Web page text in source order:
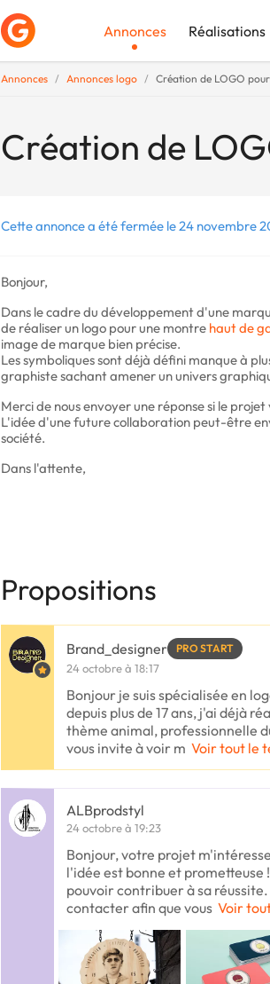
Annonces Réalisations
Annonces Annonces logo Création de LOGO
Création de
Cette annonce a été fermée le 24 novembre
Bonjour,
Dans le cadre du développement d'une
de réaliser un logo pour une montre haut de
image de marque bien précise.
Les symboliques sont déjà défini manque à
graphiste sachant amener un univers
Merci de nous envoyer une réponse si le projet
L'idée d'une future collaboration peut-être
société.
Dans l'attente,
Propositions
Brand_designer PRO START
24 octobre à 18:17
Bonjour je suis spécialisée en
depuis plus de 17 ans, j'ai déjà
thème animal, professionnelle
vous invite à voir m Voir tout le
ALBprodstyl
24 octobre à 19:23
Bonjour, votre projet
l'idée est bonne et prometteuse
pouvoir contribuer à sa
contacter afin que vous Voir